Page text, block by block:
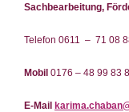
Sachbearbeitung,
Telefon 0611 – 71 08
Mobil 0176 – 48 99 83
E-Mail